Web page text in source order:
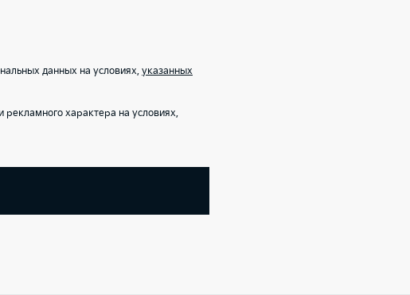
данных на условиях, указанных
характера на условиях,